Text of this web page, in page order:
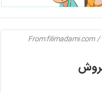
From:filimadami.com /